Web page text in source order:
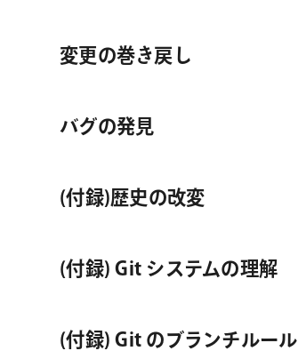
変更の巻き戻し
バグの発見
(付録)歴史の改変
(付録) Git システムの理解
(付録) Git のブランチルール